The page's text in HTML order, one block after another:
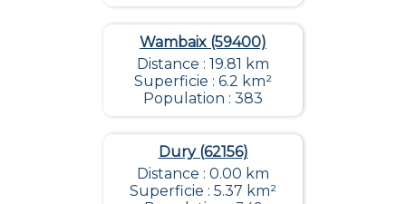
Wambaix (59400)
Distance : 19.81 km
Superficie : 6.2 km²
Population : 383
Dury (62156)
Distance : 0.00 km
Superficie : 5.37 km²